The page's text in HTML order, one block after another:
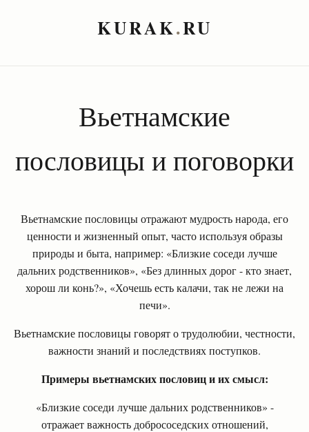
KURAK.RU
Вьетнамские
пословицы и поговорки
Вьетнамские пословицы отражают мудрость народа, его
ценности и жизненный опыт, часто используя образы
природы и быта, например: «Близкие соседи лучше
дальних родственников», «Без длинных дорог - кто знает,
хорош ли конь?», «Хочешь есть калачи, так не лежи на
печи».
Вьетнамские пословицы говорят о трудолюбии, честности,
важности знаний и последствиях поступков.
Примеры вьетнамских пословиц и их смысл:
«Близкие соседи лучше дальних родственников» -
отражает важность добрососедских отношений,